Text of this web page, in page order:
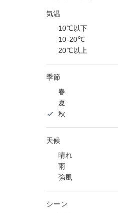
気温
10℃以下
10-20℃
20℃以上
季節
春
夏
秋
天候
晴れ
雨
強風
シーン